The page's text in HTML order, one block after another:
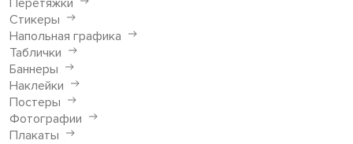
Перетяжки
Стикеры
Напольная графика
Таблички
Баннеры
Наклейки
Постеры
Фотографии
Плакаты